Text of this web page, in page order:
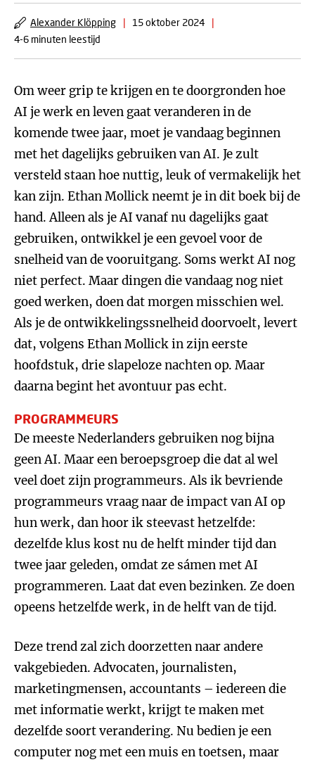
Alexander Klöpping | 15 oktober 2024
|
4-6 minuten leestijd
Om weer grip te krijgen en te doorgronden hoe
AI je werk en leven gaat veranderen in de
komende twee jaar, moet je vandaag beginnen
met het dagelijks gebruiken van AI. Je zult
versteld staan hoe nuttig, leuk of vermakelijk het
kan zijn. Ethan Mollick neemt je in dit boek bij de
hand. Alleen als je AI vanaf nu dagelijks gaat
gebruiken, ontwikkel je een gevoel voor de
snelheid van de vooruitgang. Soms werkt AI nog
niet perfect. Maar dingen die vandaag nog niet
goed werken, doen dat morgen misschien wel.
Als je de ontwikkelingssnelheid doorvoelt, levert
dat, volgens Ethan Mollick in zijn eerste
hoofdstuk, drie slapeloze nachten op. Maar
daarna begint het avontuur pas echt.
PROGRAMMEURS
De meeste Nederlanders gebruiken nog bijna
geen AI. Maar een beroepsgroep die dat al wel
veel doet zijn programmeurs. Als ik bevriende
programmeurs vraag naar de impact van AI op
hun werk, dan hoor ik steevast hetzelfde:
dezelfde klus kost nu de helft minder tijd dan
twee jaar geleden, omdat ze sámen met AI
programmeren. Laat dat even bezinken. Ze doen
opeens hetzelfde werk, in de helft van de tijd.
Deze trend zal zich doorzetten naar andere
vakgebieden. Advocaten, journalisten,
marketingmensen, accountants – iedereen die
met informatie werkt, krijgt te maken met
dezelfde soort verandering. Nu bedien je een
computer nog met een muis en toetsen, maar